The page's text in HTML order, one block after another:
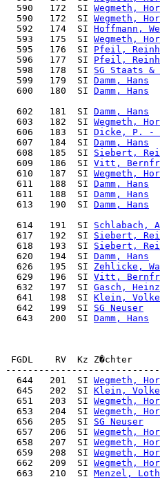
  590   172  SI
Wegmeth,
  590   172  SI
Wegmeth,
  592   174  SI
Hoffmann,
  593   175  SI
Wegmeth,
  595   176  SI
Pfeil,
  596   177  SI
Pfeil,
  598   178  SI
SG Staats &
  599   179  SI
Damm, Hans
  600   180  SI
Damm, Hans
  602   181  SI
Damm, Hans
  603   182  SI
Wegmeth,
  606   183  SI
Dicke, P. -
  607   184  SI
Damm, Hans
  608   185  SI
Siebert,
  609   186  SI
Vitt,
  610   187  SI
Wegmeth,
  611   188  SI
Damm, Hans
  611   188  SI
Damm, Hans
  613   190  SI
Damm, Hans
  614   191  SI
Schlabach,
  617   192  SI
Siebert,
  618   193  SI
Siebert,
  620   194  SI
Damm, Hans
  626   195  SI
Zehlicke,
  629   196  SI
Vitt,
  632   197  SI
Gasch, Heinz
  641   198  SI
Klein,
  642   199  SI
SG Neuser
  643   200  SI
Damm, Hans
FGDL    RV  Kz Z�chter
  644   201  SI
Wegmeth,
  645   202  SI
Klein,
  651   203  SI
Wegmeth,
  653   204  SI
Wegmeth,
  656   205  SI
SG Neuser
  657   206  SI
Wegmeth,
  658   207  SI
Wegmeth,
  659   208  SI
Wegmeth,
  662   209  SI
Wegmeth,
  663   210  SI
Menzel,